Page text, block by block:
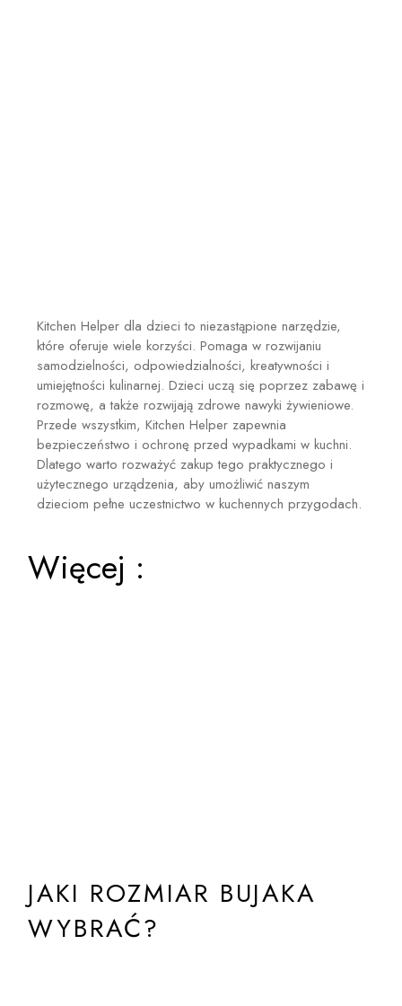
Kitchen Helper dla dzieci to niezastąpione narzędzie,
które oferuje wiele korzyści. Pomaga w rozwijaniu
samodzielności, odpowiedzialności, kreatywności i
umiejętności kulinarnej. Dzieci uczą się poprzez zabawę i
rozmowę, a także rozwijają zdrowe nawyki żywieniowe.
Przede wszystkim, Kitchen Helper zapewnia
bezpieczeństwo i ochronę przed wypadkami w kuchni.
Dlatego warto rozważyć zakup tego praktycznego i
użytecznego urządzenia, aby umożliwić naszym
dzieciom pełne uczestnictwo w kuchennych przygodach.
Więcej :
JAKI ROZMIAR BUJAKA
WYBRAĆ?